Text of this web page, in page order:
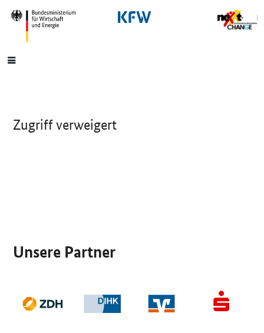
SrOnlyNavigation
Hauptmenü
Zugriff verweigert
Unsere Partner